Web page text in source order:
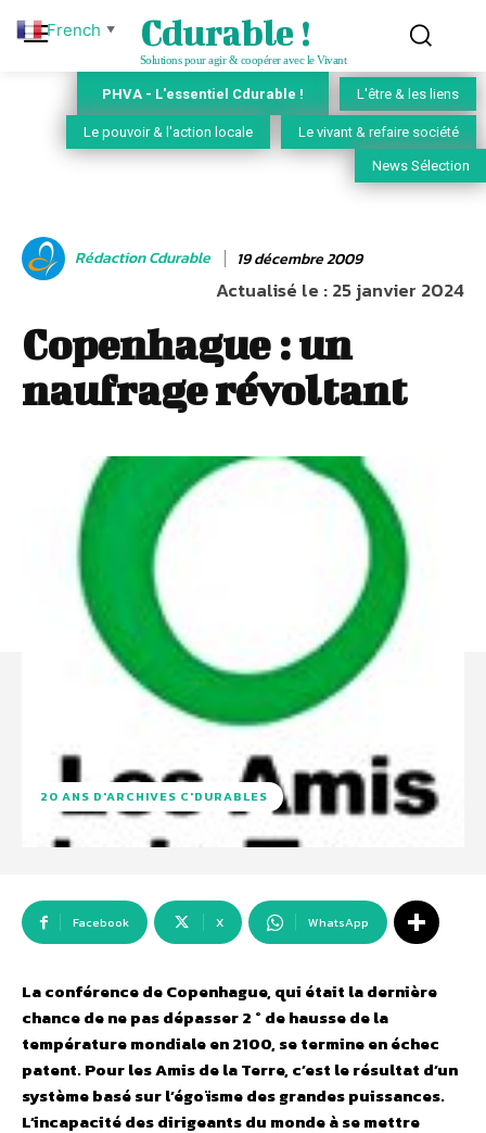
Cdurable !
Solutions pour agir & coopérer avec le Vivant
PHVA - L'essentiel Cdurable ! L'être & les liens
Le pouvoir & l'action locale Le vivant & refaire société
News Sélection
Rédaction Cdurable 19 décembre 2009
Actualisé le :25 janvier 2024
Copenhague : un
naufrage révoltant
20 ANS D'ARCHIVES C'DURABLES
Facebook X WhatsApp
La conférence de Copenhague, qui était la dernière
chance de ne pas dépasser 2 ° de hausse de la
température mondiale en 2100, se termine en échec
patent. Pour les Amis de la Terre, c’est le résultat d’un
système basé sur l’égoïsme des grandes puissances.
L’incapacité des dirigeants du monde à se mettre
French ▼